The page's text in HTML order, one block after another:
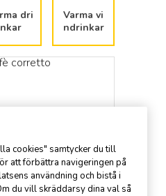
dri
nkar
Varma vi
ndrinkar
cookies" samtycker du till
att förbättra navigeringen på
användning och bistå i
du vill skräddarsy dina val så